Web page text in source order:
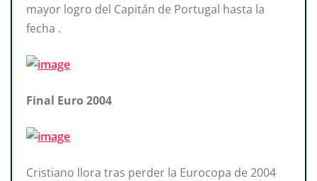
mayor logro del Capitán de Portugal hasta la
fecha .
Final Euro 2004
Cristiano llora tras perder la Eurocopa de 2004